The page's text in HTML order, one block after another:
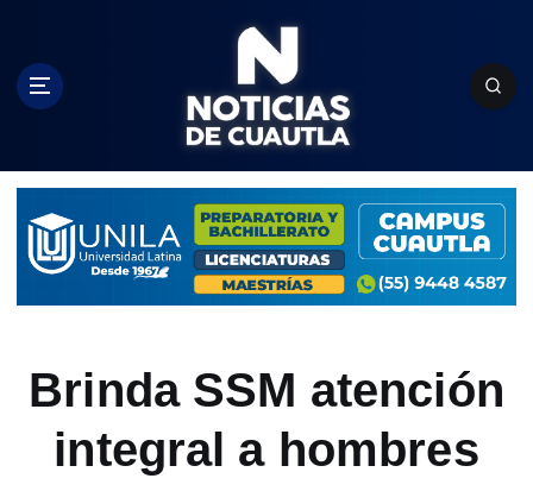
c
Brinda SSM atención
integral a hombres